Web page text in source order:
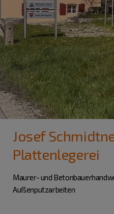
Josef
Plattenlegerei
Maurer- und
Außenputzarbeiten